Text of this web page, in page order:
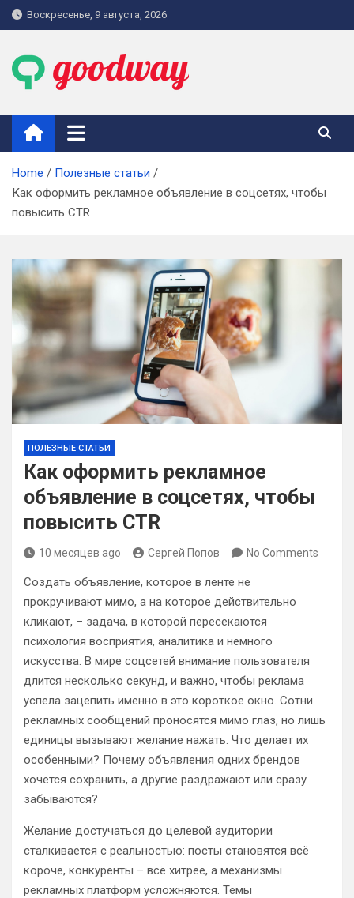
Skip
to
Воскресенье, 9 августа, 2026
goodway.com.ua
Home
Полезные статьи
Как оформить рекламное объявление в соцсетях, чтобы
повысить CTR
ПОЛЕЗНЫЕ СТАТЬИ
Как оформить рекламное
объявление в соцсетях, чтобы
повысить CTR
10 месяцев ago Сергей Попов No Comments
Создать объявление, которое в ленте не
прокручивают мимо, а на которое действительно
кликают, – задача, в которой пересекаются
психология восприятия, аналитика и немного
искусства. В мире соцсетей внимание пользователя
длится несколько секунд, и важно, чтобы реклама
успела зацепить именно в это короткое окно. Сотни
рекламных сообщений проносятся мимо глаз, но лишь
единицы вызывают желание нажать. Что делает их
особенными? Почему объявления одних брендов
хочется сохранить, а другие раздражают или сразу
забываются?
Желание достучаться до целевой аудитории
сталкивается с реальностью: посты становятся всё
короче, конкуренты – всё хитрее, а механизмы
рекламных платформ усложняются. Темы